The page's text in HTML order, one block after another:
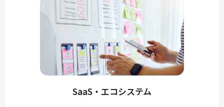
SaaS・エコシステム